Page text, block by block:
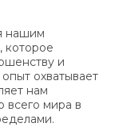
нашим
и
охватывает
нам
всего мира в